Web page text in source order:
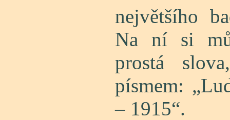
největšího
Na ní si
prostá
písmem:
– 1915“.